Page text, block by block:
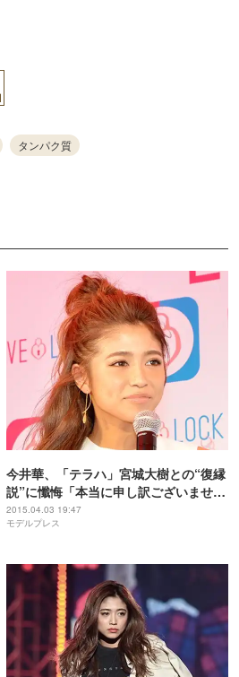
タンパク質
今井華、「テラハ」宮城大樹との“復縁
説”に懺悔「本当に申し訳ございませ
ん」
2015.04.03 19:47
モデルプレス